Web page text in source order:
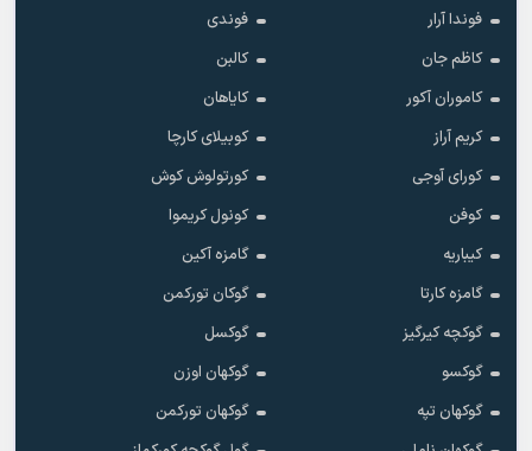
فوندا آرار
فوندی
کاظم جان
کالبن
کاموران آکور
کایاهان
کریم آراز
کوبیلای کارچا
کورای آوجی
کورتولوش کوش
کوفن
کونول کریموا
کیباریه
گامزه آکین
گامزه کارتا
گوکان تورکمن
گوکچه کیرگیز
گوکسل
گوکسو
گوکهان اوزن
گوکهان تپه
گوکهان تورکمن